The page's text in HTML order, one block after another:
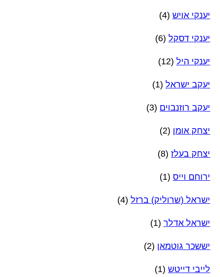
יענקי אויש (4)
יענקי דסקל (6)
יענקי היל (12)
יעקב ישראל (1)
יעקב רוזנבוים (3)
יצחק אומן (2)
יצחק בעלז (8)
ירוחם וייס (1)
ישראל (שרוליק) ברזל (4)
ישראל אדלר (1)
יששכר גוטמאן (2)
לייבי דייטש (1)